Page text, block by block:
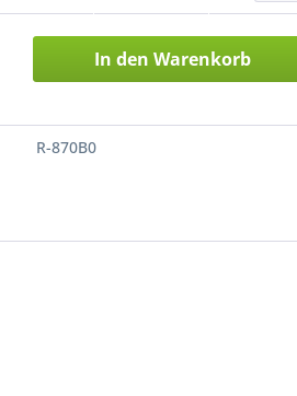
In den Warenkorb
R-870B0